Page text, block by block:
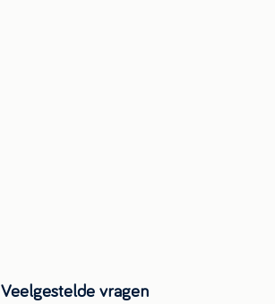
Veelgestelde vragen